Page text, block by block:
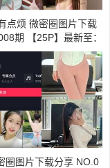
点烦 微密圈图片下载
期 【25P】最新至：
圈图片下载分享 NO.0